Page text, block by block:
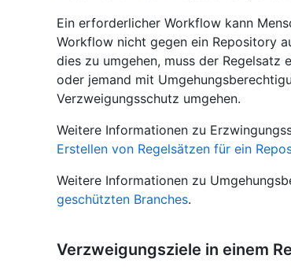
Ein erforderlicher Workflow kann
Workflow nicht gegen ein Repository
dies zu umgehen, muss der Regelsatz
oder jemand mit
Verzweigungsschutz umgehen.
Weitere Informationen zu
Erstellen von Regelsätzen für ein
Weitere Informationen zu
geschützten Branches.
Verzweigungsziele in einem